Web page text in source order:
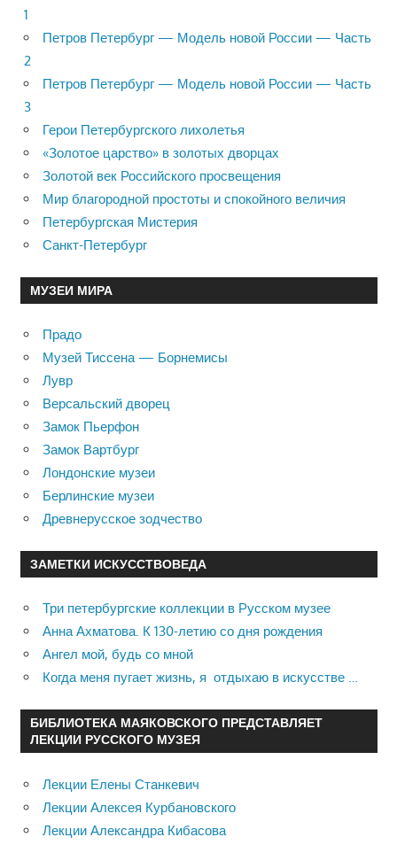
1
Петров Петербург — Модель новой России — Часть
2
Петров Петербург — Модель новой России — Часть
3
Герои Петербургского лихолетья
«Золотое царство» в золотых дворцах
Золотой век Российского просвещения
Мир благородной простоты и спокойного величия
Петербургская Мистерия
Санкт-Петербург
МУЗЕИ МИРА
Прадо
Музей Тиссена — Борнемисы
Лувр
Версальский дворец
Замок Пьерфон
Замок Вартбург
Лондонские музеи
Берлинские музеи
Древнерусское зодчество
ЗАМЕТКИ ИСКУССТВОВЕДА
Три петербургские коллекции в Русском музее
Анна Ахматова. К 130-летию со дня рождения
Ангел мой, будь со мной
Когда меня пугает жизнь, я отдыхаю в искусстве …
БИБЛИОТЕКА МАЯКОВСКОГО ПРЕДСТАВЛЯЕТ
ЛЕКЦИИ РУССКОГО МУЗЕЯ
Лекции Елены Станкевич
Лекции Алексея Курбановского
Лекции Александра Кибасова